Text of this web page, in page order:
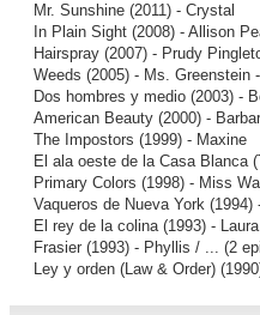
Mr. Sunshine (2011) - Crystal
In Plain Sight (2008) - Allison
Hairspray (2007) - Prudy
Weeds (2005) - Ms. Greenstein
Dos hombres y medio (2003) -
American Beauty (2000) -
The Impostors (1999) - Maxine
El ala oeste de la Casa Blanca
Primary Colors (1998) - Miss
Vaqueros de Nueva York (1994)
El rey de la colina(1993) -
Frasier (1993) - Phyllis / ... (2
Ley y orden (Law & Order)